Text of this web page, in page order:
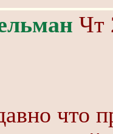
Чт
что